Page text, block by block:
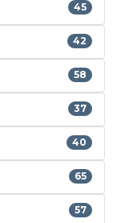
45
42
58
37
40
65
57